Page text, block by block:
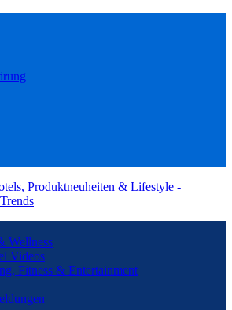
Wellness
Videos
Fitness & Entertainment